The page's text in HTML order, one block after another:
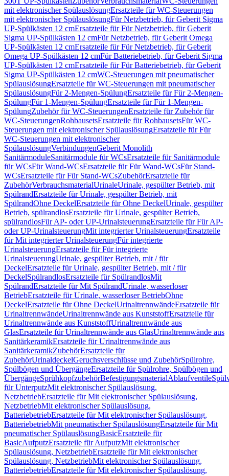
mit elektronischer SpülauslösungErsatzteile für WC-Steuerungen
mit elektronischer SpülauslösungFür Netzbetrieb, für Geberit Sigma
UP-Spülkästen 12 cmErsatzteile für Für Netzbetrieb, für Geberit
Sigma UP-Spülkästen 12 cmFür Netzbetrieb, für Geberit Omega
UP-Spülkästen 12 cmErsatzteile für Für Netzbetrieb, für Geberit
Omega UP-Spülkästen 12 cmFür Batteriebetrieb, für Geberit Sigma
UP-Spülkästen 12 cmErsatzteile für Für Batteriebetrieb, für Geberit
Sigma UP-Spülkästen 12 cmWC-Steuerungen mit pneumatischer
SpülauslösungErsatzteile für WC-Steuerungen mit pneumatischer
SpülauslösungFür 2-Mengen-SpülungErsatzteile für Für 2-Mengen-
SpülungFür 1-Mengen-SpülungErsatzteile für Für 1-Mengen-
SpülungZubehör für WC-SteuerungenErsatzteile für Zubehör für
WC-SteuerungenRohbausetsErsatzteile für RohbausetsFür WC-
Steuerungen mit elektronischer SpülauslösungErsatzteile für Für
WC-Steuerungen mit elektronischer
SpülauslösungVerbindungenGeberit Monolith
SanitärmoduleSanitärmodule für WCsErsatzteile für Sanitärmodule
für WCsFür Wand-WCsErsatzteile für Für Wand-WCsFür Stand-
WCsErsatzteile für Für Stand-WCsZubehörErsatzteile für
ZubehörVerbrauchsmaterialUrinaleUrinale, gespülter Betrieb, mit
SpülrandErsatzteile für Urinale, gespülter Betrieb, mit
SpülrandOhne DeckelErsatzteile für Ohne DeckelUrinale, gespülter
Betrieb, spülrandlosErsatzteile für Urinale, gespülter Betrieb,
spülrandlosFür AP- oder UP-UrinalsteuerungErsatzteile für Für AP-
oder UP-UrinalsteuerungMit integrierter UrinalsteuerungErsatzteile
für Mit integrierter UrinalsteuerungFür integrierte
UrinalsteuerungErsatzteile für Für integrierte
UrinalsteuerungUrinale, gespülter Betrieb, mit / für
DeckelErsatzteile für Urinale, gespülter Betrieb, mit / für
DeckelSpülrandlosErsatzteile für SpülrandlosMit
SpülrandErsatzteile für Mit SpülrandUrinale, wasserloser
BetriebErsatzteile für Urinale, wasserloser BetriebOhne
DeckelErsatzteile für Ohne DeckelUrinaltrennwändeErsatzteile für
UrinaltrennwändeUrinaltrennwände aus KunststoffErsatzteile für
Urinaltrennwände aus KunststoffUrinaltrennwände aus
GlasErsatzteile für Urinaltrennwände aus GlasUrinaltrennwände aus
SanitärkeramikErsatzteile für Urinaltrennwände aus
SanitärkeramikZubehörErsatzteile für
ZubehörUrinaldeckelGeruchsverschlüsse und ZubehörSpülrohre,
Spülbögen und ÜbergängeErsatzteile für Spülrohre, Spülbögen und
ÜbergängeSprühkopfzubehörBefestigungsmaterialAblaufventile
für UnterputzMit elektronischer Spülauslösung,
NetzbetriebErsatzteile für Mit elektronischer Spülauslösung,
NetzbetriebMit elektronischer Spülauslösung,
BatteriebetriebErsatzteile für Mit elektronischer Spülauslösung,
BatteriebetriebMit pneumatischer SpülauslösungErsatzteile für Mit
pneumatischer SpülauslösungBasicErsatzteile für
BasicAufputzErsatzteile für AufputzMit elektronischer
Spülauslösung, NetzbetriebErsatzteile für Mit elektronischer
Spülauslösung, NetzbetriebMit elektronischer Spülauslösung,
BatteriebetriebErsatzteile für Mit elektronischer Spülauslösung,